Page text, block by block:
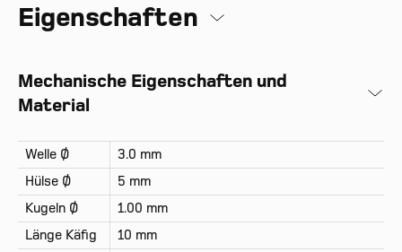
Eigenschaften
Mechanische Eigenschaften und
Material
Welle Ø
3.0 mm
Hülse Ø
5 mm
Kugeln Ø
1.00 mm
Länge Käfig
10 mm